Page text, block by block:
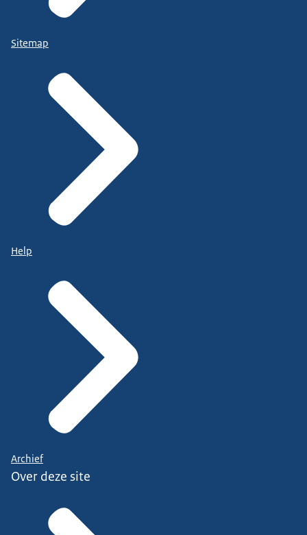
Sitemap
Help
Archief
Over deze site